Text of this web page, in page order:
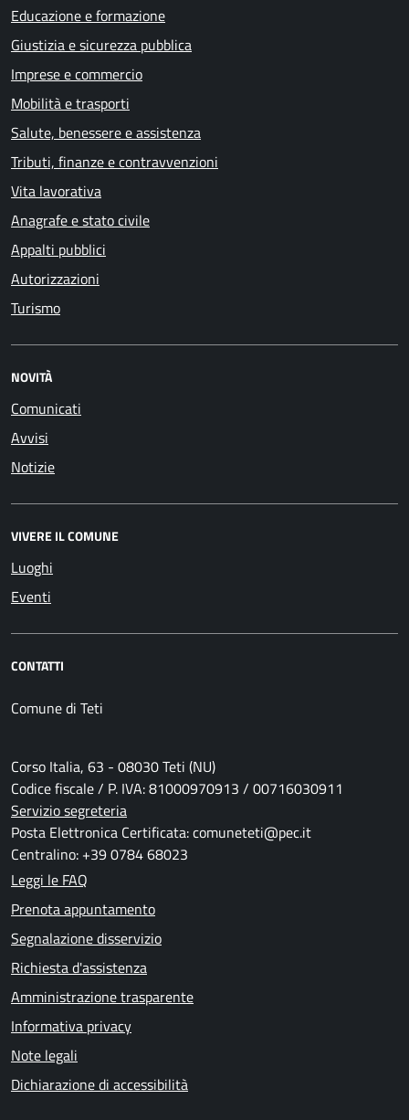
Educazione e formazione
Giustizia e sicurezza pubblica
Imprese e commercio
Mobilità e trasporti
Salute, benessere e assistenza
Tributi, finanze e contravvenzioni
Vita lavorativa
Anagrafe e stato civile
Appalti pubblici
Autorizzazioni
Turismo
NOVITÀ
Comunicati
Avvisi
Notizie
VIVERE IL COMUNE
Luoghi
Eventi
CONTATTI
Comune di Teti
Corso Italia, 63 - 08030 Teti (NU)
Codice fiscale / P. IVA: 81000970913 / 00716030911
Servizio segreteria
Posta Elettronica Certificata: comuneteti@pec.it
Centralino: +39 0784 68023
Leggi le FAQ
Prenota appuntamento
Segnalazione disservizio
Richiesta d'assistenza
Amministrazione trasparente
Informativa privacy
Note legali
Dichiarazione di accessibilità